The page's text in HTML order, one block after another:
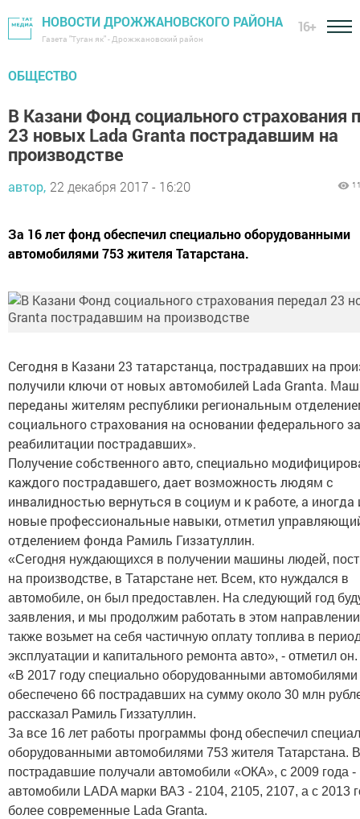
НОВОСТИ ДРОЖЖАНОВСКОГО РАЙОНА
Газета "Туган як" - Дрожжановский район
16+
ОБЩЕСТВО
В Казани Фонд социального страхования
23 новых Lada Granta пострадавшим на
производстве
автор, 22 декабря 2017 - 16:20
За 16 лет фонд обеспечил специально оборудованными
автомобилями 753 жителя Татарстана.
Сегодня в Казани 23 татарстанца, пострадавших на
получили ключи от новых автомобилей Lada Granta.
переданы жителям республики региональным
социального страхования на основании федерального
реабилитации пострадавших».
Получение собственного авто, специально
каждого пострадавшего, дает возможность людям с
инвалидностью вернуться в социум и к работе, а иногда
новые профессиональные навыки, отметил
отделением фонда Рамиль Гиззатуллин.
«Сегодня нуждающихся в получении машины людей,
на производстве, в Татарстане нет. Всем, кто нуждался в
автомобиле, он был предоставлен. На следующий год
заявления, и мы продолжим работать в этом
также возьмет на себя частичную оплату топлива в
эксплуатации и капитального ремонта авто», - отметил он.
«В 2017 году специально оборудованными
обеспечено 66 пострадавших на сумму около 30 млн
рассказал Рамиль Гиззатуллин.
За все 16 лет работы программы фонд обеспечил
оборудованными автомобилями 753 жителя Татарстана.
пострадавшие получали автомобили «ОКА», с 2009 года -
автомобили LADA марки ВАЗ - 2104, 2105, 2107, а с 2013
более современные Lada Granta.